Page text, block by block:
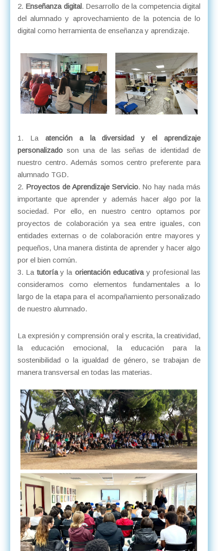
Enseñanza digital. Desarrollo de la competencia digital
del alumnado y aprovechamiento de la potencia de lo
digital como herramienta de enseñanza y aprendizaje.
La atención a la diversidad y el aprendizaje
personalizadoson una de las señas de identidad de
nuestro centro. Además somos centro preferente para
alumnado TGD.
Proyectos de Aprendizaje Servicio. No hay nada más
importante que aprender y además hacer algo por la
sociedad. Por ello, en nuestro centro optamos por
proyectos de colaboración ya sea entre iguales, con
entidades externas o de colaboración entre mayores y
pequeños, Una manera distinta de aprender y hacer algo
por el bien común.
Latutoríay la orientación educativay profesional las
consideramos como elementos fundamentales a lo
largo de la etapa para el acompañamiento personalizado
de nuestro alumnado.
La expresión y comprensión oral y escrita, la creatividad,
la educación emocional, la educación para la
sostenibilidad o la igualdad de género, se trabajan de
manera transversal en todas las materias.